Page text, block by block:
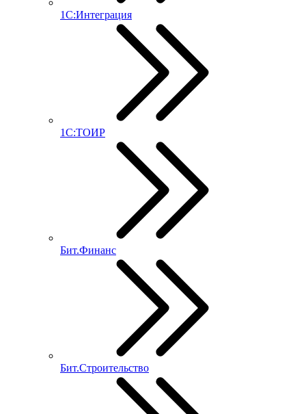
1С:Интеграция
1С:ТОИР
Бит.Финанс
Бит.Строительство